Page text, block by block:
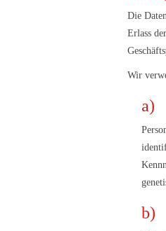
Die
Erlass
Wir
a)
b)